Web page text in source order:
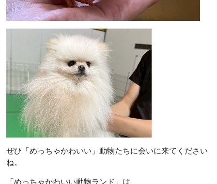
ぜひ「めっちゃかわいい」動物たちに会いに来てください
ね。
「めっちゃかわいい動物ランド」は